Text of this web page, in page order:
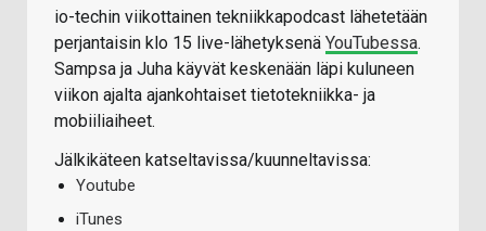
io-techin viikottainen tekniikkapodcast lähetetään
perjantaisin klo 15 live-lähetyksenä YouTubessa.
Sampsa ja Juha käyvät keskenään läpi kuluneen
viikon ajalta ajankohtaiset tietotekniikka- ja
mobiiliaiheet.
Jälkikäteen katseltavissa/kuunneltavissa:
Youtube
iTunes